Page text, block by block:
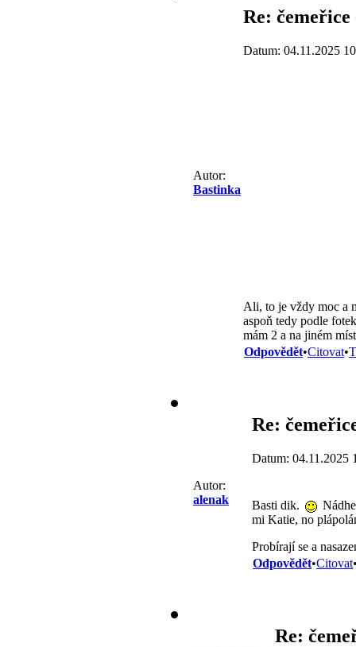
Autor:
Bastinka
Re:
Datum: 04.11.2025
Ali, to je vždy moc a
aspoň tedy podle
mám 2 a na jiném
Odpovědět•Citovat•
Autor:
alenak
Re:
Datum: 04.11.2025
Basti dik.
mi Katie, no
Probírají se a
Odpovědět•Citovat
Re: